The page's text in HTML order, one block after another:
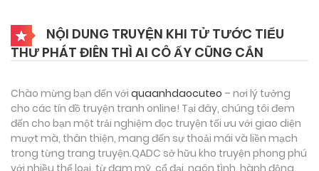
NỘI DUNG TRUYỆN KHI TỬ TƯỚC TIỂU
THƯ PHÁT ĐIÊN THÌ AI CÔ ẤY CŨNG CẮN
Chào mừng bạn đến với quaanhdaocuteo – nơi lý tưởng
cho các tín đồ truyện tranh online! Tại đây, chúng tôi đem
đến cho bạn một trải nghiệm đọc truyện tối ưu với giao diện
mượt mà, thân thiện, mang đến sự thoải mái và liền mạch
trong từng trang truyện.QADC sở hữu kho truyện phong phú
với nhiều thể loại, từ đam mỹ, cổ đại, ngôn tình, hành động,